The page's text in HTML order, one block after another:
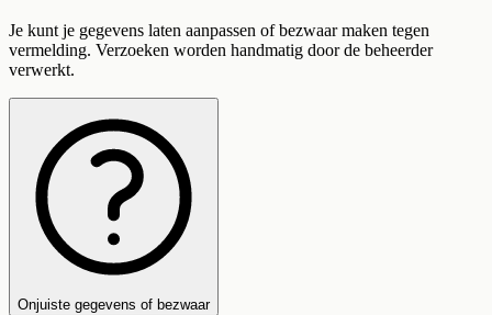
Je kunt je gegevens laten aanpassen of bezwaar maken tegen
vermelding. Verzoeken worden handmatig door de beheerder
verwerkt.
Onjuiste gegevens of bezwaar